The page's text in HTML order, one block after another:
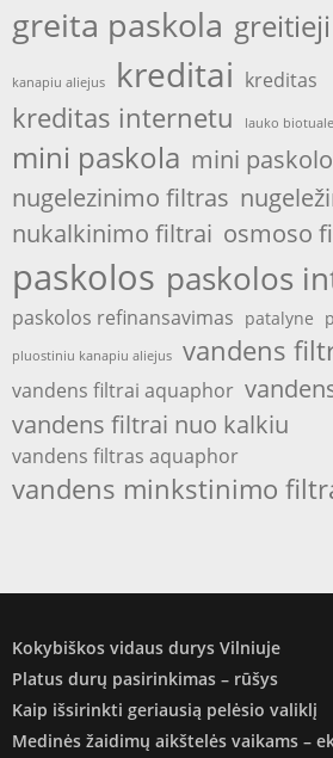
greita paskola
kanapiu aliejus kreditai kreditas
kreditas internetu lauko
mini paskola mini
nugelezinimo filtras
nukalkinimo filtrai osmoso
paskolos paskolos
paskolos refinansavimas patalyne
pluostiniu kanapiu aliejus vandens
vandens filtrai aquaphor
vandens filtrai nuo kalkiu
vandens filtras aquaphor
vandens minkstinimo
Kokybiškos vidaus durys Vilniuje
Platus durų pasirinkimas – rūšys
Kaip išsirinkti geriausią pelėsio valiklį
Medinės žaidimų aikštelės vaikams –